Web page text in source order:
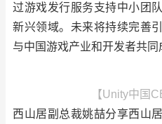
过游戏发行服务支持中小团
新兴领域。未来将持续完善
与中国游戏产业和开发者共同
【Unity中国
西山居副总裁姚喆分享西山